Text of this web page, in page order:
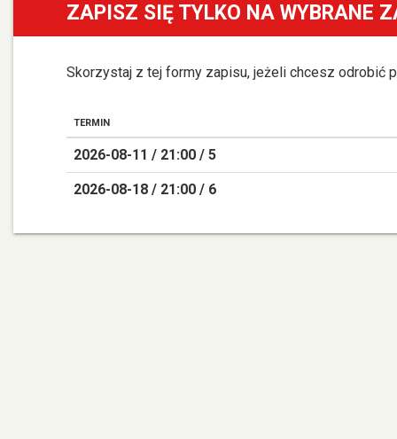
ZAPISZ SIĘ TYLKO NA WYBRANE
Skorzystaj z tej formy zapisu, jeżeli chcesz odrobić
TERMIN
2026-08-11 / 21:00 / 5
2026-08-18 / 21:00 / 6